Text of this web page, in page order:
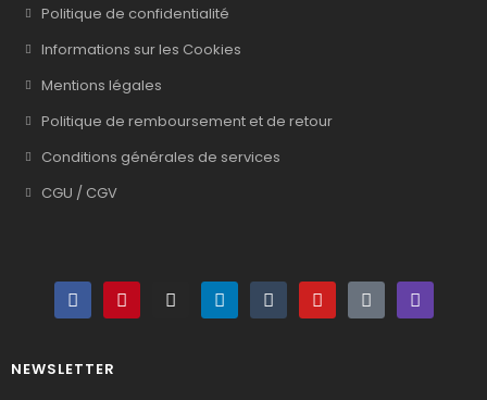
Politique de confidentialité
Informations sur les Cookies
Mentions légales
Politique de remboursement et de retour
Conditions générales de services
CGU / CGV
NEWSLETTER